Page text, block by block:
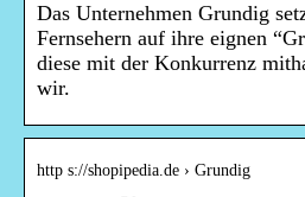
Das Unternehmen Grundig
Fernsehern auf ihre eignen
diese mit der Konkurrenz
wir.
http s://shopipedia.de › Grundig